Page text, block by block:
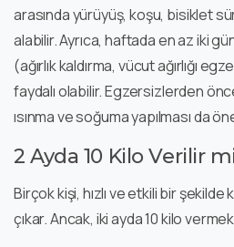
arasında yürüyüş, koşu, bisiklet
alabilir. Ayrıca, haftada en az iki
(ağırlık kaldırma, vücut ağırlığı
faydalı olabilir. Egzersizlerden
ısınma ve soğuma yapılması da
2 Ayda 10 Kilo Verilir
Birçok kişi, hızlı ve etkili bir
çıkar. Ancak, iki ayda 10 kilo